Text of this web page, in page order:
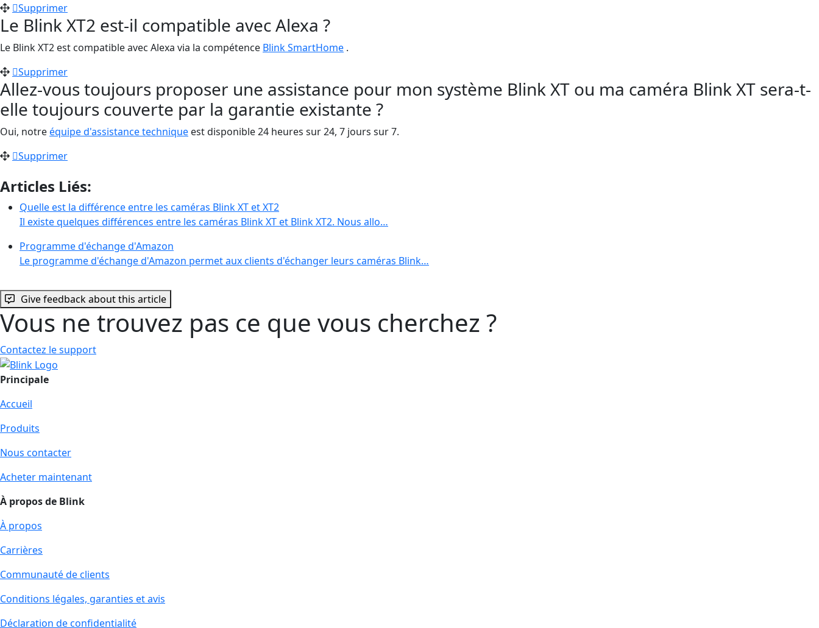
Supprimer
Le Blink XT2 est-il compatible avec Alexa ?
Le Blink XT2 est compatible avec Alexa via la compétence Blink SmartHome .
Supprimer
Allez-vous toujours proposer une assistance pour mon système Blink XT ou ma caméra Blink XT sera-t-
elle toujours couverte par la garantie existante ?
Oui, notreéquipe d'assistance technique est disponible 24 heures sur 24, 7 jours sur 7.
Supprimer
Articles Liés:
Quelle est la différence entre les caméras Blink XT et XT2
Il existe quelques différences entre les caméras Blink XT et Blink XT2. Nous allo…
Programme d'échange d'Amazon
Le programme d'échange d'Amazon permet aux clients d'échanger leurs caméras Blink…
Give feedback about this article
Vous ne trouvez pas ce que vous cherchez ?
Contactez le support
Principale
Accueil
Produits
Nous contacter
Acheter maintenant
À propos de Blink
À propos
Carrières
Communauté de clients
Conditions légales, garanties et avis
Déclaration de confidentialité